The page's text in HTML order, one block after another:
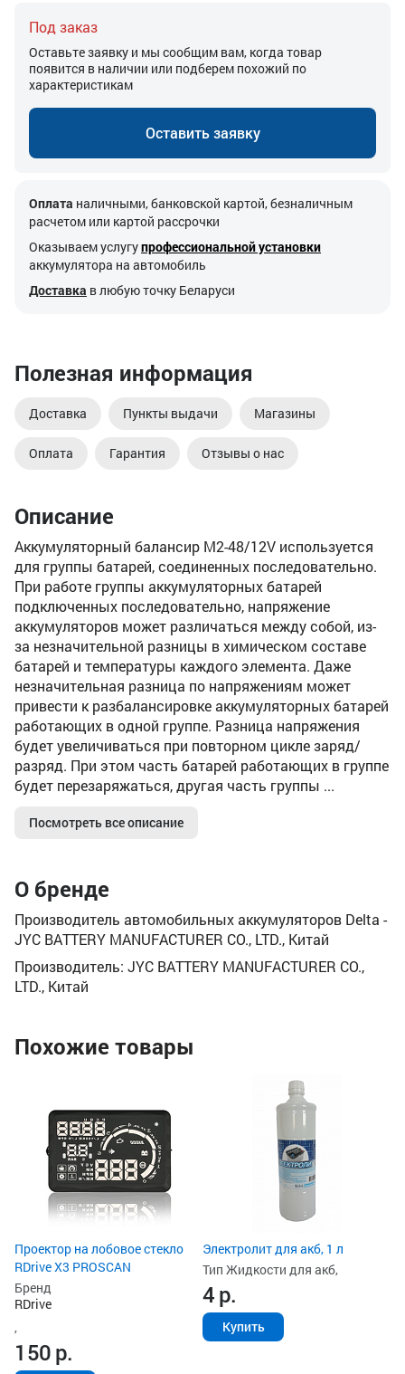
Под заказ
Оставьте заявку и мы сообщим вам, когда товар
появится в наличии или подберем похожий по
характеристикам
Оставить заявку
Оплата наличными, банковской картой, безналичным
расчетом или картой рассрочки
Оказываем услугупрофессиональной установки
аккумулятора на автомобиль
Доставка в любую точку Беларуси
Полезная информация
Доставка Пункты выдачи Магазины
Оплата Гарантия Отзывы о нас
Описание
Аккумуляторный балансир M2-48/12V используется
для группы батарей, соединенных последовательно.
При работе группы аккумуляторных батарей
подключенных последовательно, напряжение
аккумуляторов может различаться между собой, из-
за незначительной разницы в химическом составе
батарей и температуры каждого элемента. Даже
незначительная разница по напряжениям может
привести к разбалансировке аккумуляторных батарей
работающих в одной группе. Разница напряжения
будет увеличиваться при повторном цикле заряд/
разряд. При этом часть батарей работающих в группе
будет перезаряжаться, другая часть группы ...
Посмотреть все описание
О бренде
Производитель автомобильных аккумуляторов Delta -
JYC BATTERY MANUFACTURER CO., LTD., Китай
Производитель: JYC BATTERY MANUFACTURER CO.,
LTD., Китай
Похожие товары
Проектор на лобовое стекло
RDrive X3 PROSCAN
Бренд
RDrive
,
150р.
Электролит для акб, 1 л
Тип Жидкости для акб,
4р.
Купить